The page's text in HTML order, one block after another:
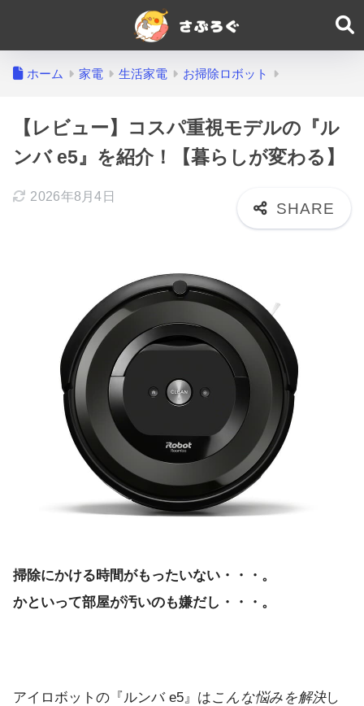
ホーム 家電 生活家電 お掃除ロボット
【レビュー】コスパ重視モデルの『ル
ンバ e5』を紹介！【暮らしが変わる】
2026年8月4日
掃除にかける時間がもったいない・・・。
かといって部屋が汚いのも嫌だし・・・。
アイロボットの『ルンバ e5』はこんな悩みを解決し